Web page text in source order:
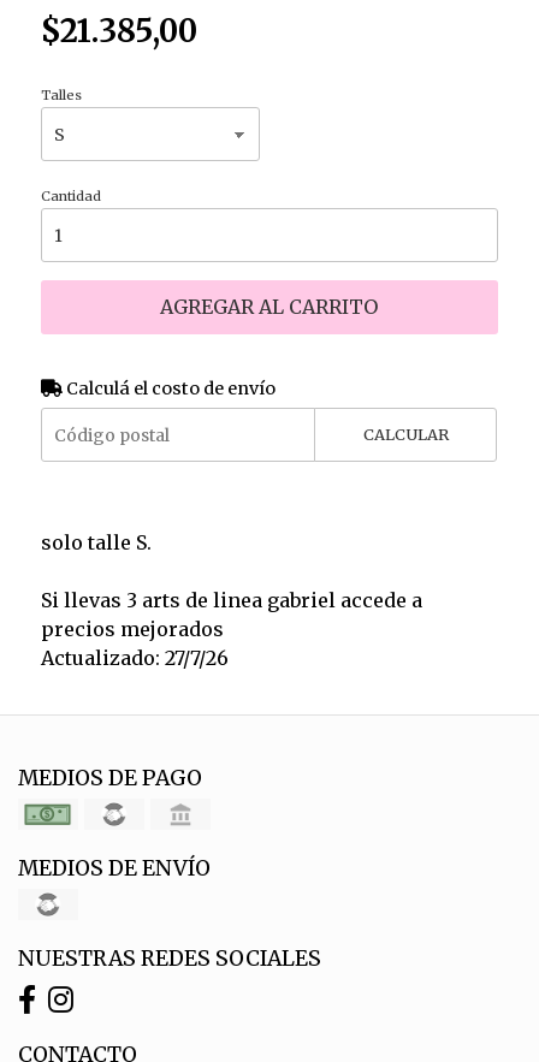
$21.385,00
Talles
Cantidad
AGREGAR AL CARRITO
Calculá el costo de envío
CALCULAR
solo talle S.
Si llevas 3 arts de linea gabriel accede a
precios mejorados
Actualizado: 27/7/26
MEDIOS DE PAGO
MEDIOS DE ENVÍO
NUESTRAS REDES SOCIALES
CONTACTO